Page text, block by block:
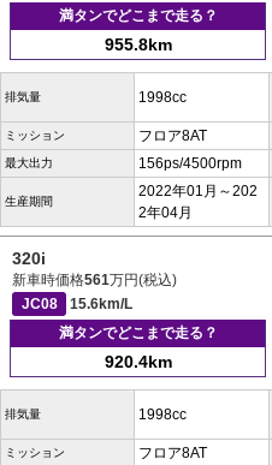
満タンでどこまで走る？
955.8km
排気量 1998cc
ミッション フロア8AT
最大出力 156ps/4500rpm
生産期間
2022年01月～202
2年04月
320i
新車時価格561万円(税込)
JC08
15.6km/L
満タンでどこまで走る？
920.4km
排気量 1998cc
ミッション フロア8AT